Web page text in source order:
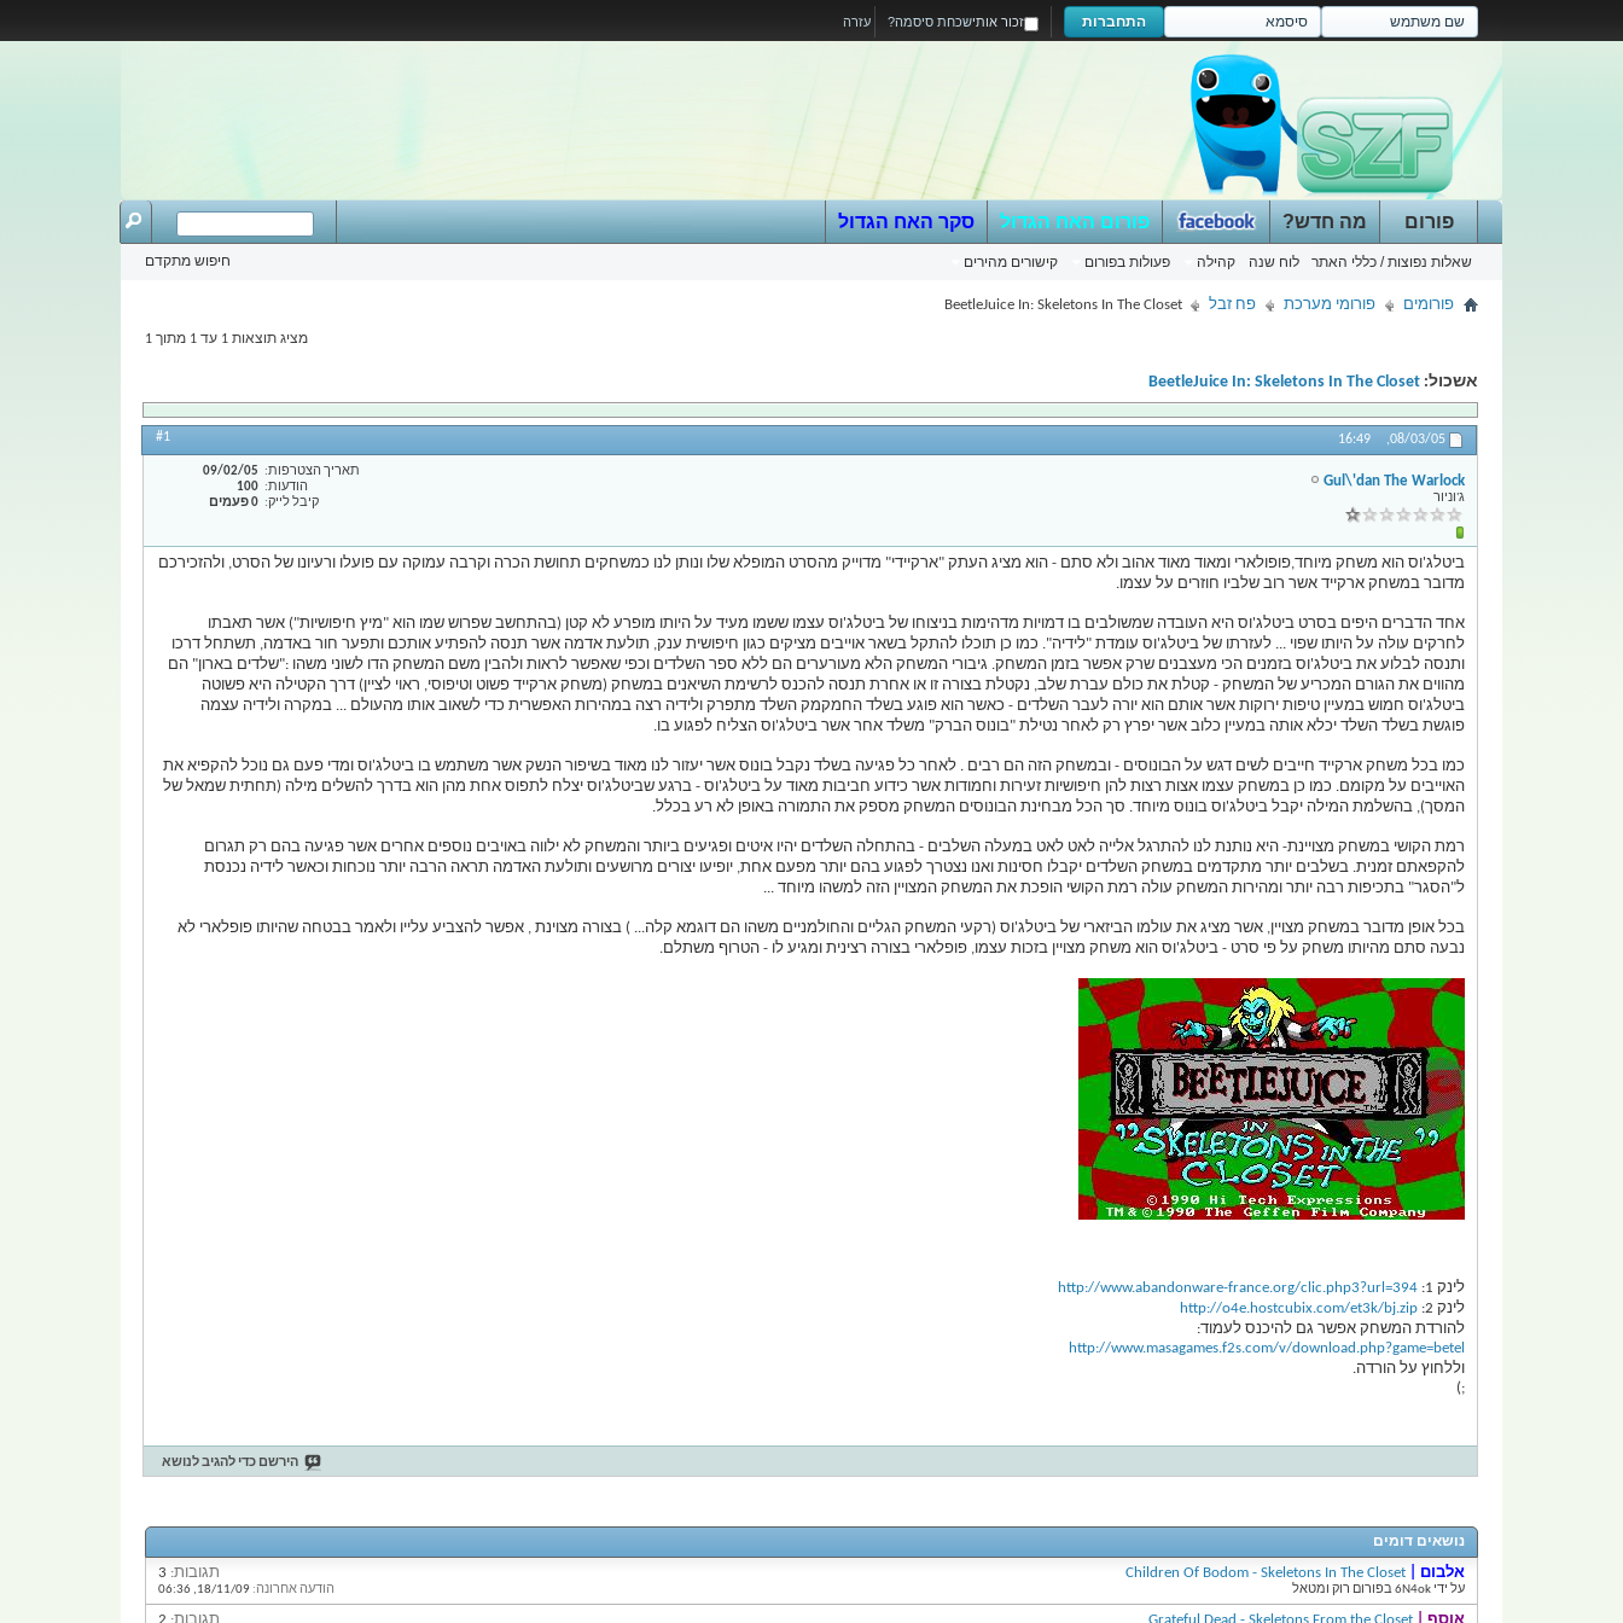
עזרה התחברות זכור אותישכחת סיסמה?
פורום
שאלות נפוצות / כללי האתר לוח שנה קהילה פעולות בפורום קישורים מהירים
מה חדש? פורום האח הגדול סקר האח הגדול
חיפוש מתקדם
פורומים פורומי מערכת פח זבל BeetleJuice In: Skeletons In The Closet
מציג תוצאות 1 עד 1 מתוך 1
אשכול: BeetleJuice In: Skeletons In The Closet
08/03/05,
16:49
#1
Gul\'dan The Warlock
ג'וניור
תאריך הצטרפות
09/02/05
הודעות
100
קיבל לייק
0 פעמים
ביטלג'וס הוא משחק מיוחד,פופולארי ומאוד מאוד אהוב ולא סתם - הוא מציג העתק "ארקיידי" מדוייק מהסרט המופלא שלו ונותן לנו כמשחקים תחושת הכרה וקרבה עמוקה עם פועלו ורעיונו של הסרט, ולהזכירכם
מדובר במשחק ארקייד אשר רוב שלביו חוזרים על עצמו.
אחד הדברים היפים בסרט ביטלג'וס היא העובדה שמשולבים בו דמויות מדהימות בניצוחו של ביטלג'וס עצמו ששמו מעיד על היותו מופרע לא קטן (בהתחשב שפרוש שמו הוא "מיץ חיפושיות") אשר תאבתו
לחרקים עולה על היותו שפוי ... לעזרתו של ביטלג'וס עומדת "לידיה". כמו כן תוכלו להתקל בשאר אוייבים מציקים כגון חיפושית ענק, תולעת אדמה אשר תנסה להפתיע אותכם ותפער חור באדמה, תשתחל דרכו
ותנסה לבלוע את ביטלג'וס בזמנים הכי מעצבנים שרק אפשר בזמן המשחק. גיבורי המשחק הלא מעורערים הם ללא ספר השלדים וכפי שאפשר לראות ולהבין משם המשחק הדו לשוני משהו :"שלדים בארון" הם
מהווים את הגורם המכריע של המשחק - קטלת את כולם עברת שלב, נקטלת בצורה זו או אחרת תנסה להכנס לרשימת השיאנים במשחק (משחק ארקייד פשוט וטיפוסי, ראוי לציין) דרך הקטילה היא פשוטה
ביטלג'וס חמוש במעיין טיפות ירוקות אשר אותם הוא יורה לעבר השלדים - כאשר הוא פוגע בשלד החמקמק השלד מתפרק ולידיה רצה במהירות האפשרית כדי לשאוב אותו מהעולם ... במקרה ולידיה עצמה
פוגשת בשלד השלד יכלא אותה במעיין כלוב אשר יפרץ רק לאחר נטילת "בונוס הברק" משלד אחר אשר ביטלג'וס הצליח לפגוע בו.
כמו בכל משחק ארקייד חייבים לשים דגש על הבונוסים - ובמשחק הזה הם רבים . לאחר כל פגיעה בשלד נקבל בונוס אשר יעזור לנו מאוד בשיפור הנשק אשר משתמש בו ביטלג'וס ומדי פעם גם נוכל להקפיא את
האוייבים על מקומם. כמו כן במשחק עצמו אצות רצות להן חיפושיות זעירות וחמודות אשר כידוע חביבות מאוד על ביטלג'וס - ברגע שביטלג'וס יצלח לתפוס אחת מהן הוא בדרך להשלים מילה (תחתית שמאל של
המסך), בהשלמת המילה יקבל ביטלג'וס בונוס מיוחד. סך הכל מבחינת הבונוסים המשחק מספק את התמורה באופן לא רע בכלל.
רמת הקושי במשחק מצויינת- היא נותנת לנו להתרגל אלייה לאט לאט במעלה השלבים - בהתחלה השלדים יהיו איטים ופגיעים ביותר והמשחק לא ילווה באויבים נוספים אחרים אשר פגיעה בהם רק תגרום
להקפאתם זמנית. בשלבים יותר מתקדמים במשחק השלדים יקבלו חסינות ואנו נצטרך לפגוע בהם יותר מפעם אחת, יופיעו יצורים מרושעים ותולעת האדמה תראה הרבה יותר נוכחות וכאשר לידיה נכנסת
ל"הסגר" בתכיפות רבה יותר ומהירות המשחק עולה רמת הקושי הופכת את המשחק המצויין הזה למשהו מיוחד ...
בכל אופן מדובר במשחק מצויין, אשר מציג את עולמו הביזארי של ביטלג'וס (רקעי המשחק הגליים והחולמניים משהו הם דוגמא קלה... ) בצורה מצוינת , אפשר להצביע עלייו ולאמר בבטחה שהיותו פופלארי לא
נבעה סתם מהיותו משחק על פי סרט - ביטלג'וס הוא משחק מצויין בזכות עצמו, פופלארי בצורה רצינית ומגיע לו - הטרוף משתלם.
לינק 1:
http://www.abandonware-france.org/clic.php3?url=394
לינק 2:
http://o4e.hostcubix.com/et3k/bj.zip
להורדת המשחק אפשר גם להיכנס לעמוד:
http://www.masagames.f2s.com/v/download.php?game=betel
וללחוץ על הורדה.
;)
הירשם כדי להגיב לנושא
נושאים דומים
אלבום | Children Of Bodom - Skeletons In The Closet
על ידי 6N4ok בפורום רוק ומטאל
תגובות:
הודעה אחרונה: 06:36